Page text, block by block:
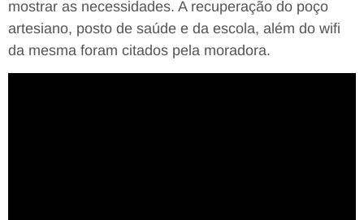
mostrar as necessidades. A recuperação do poço
artesiano, posto de saúde e da escola, além do wifi
da mesma foram citados pela moradora.